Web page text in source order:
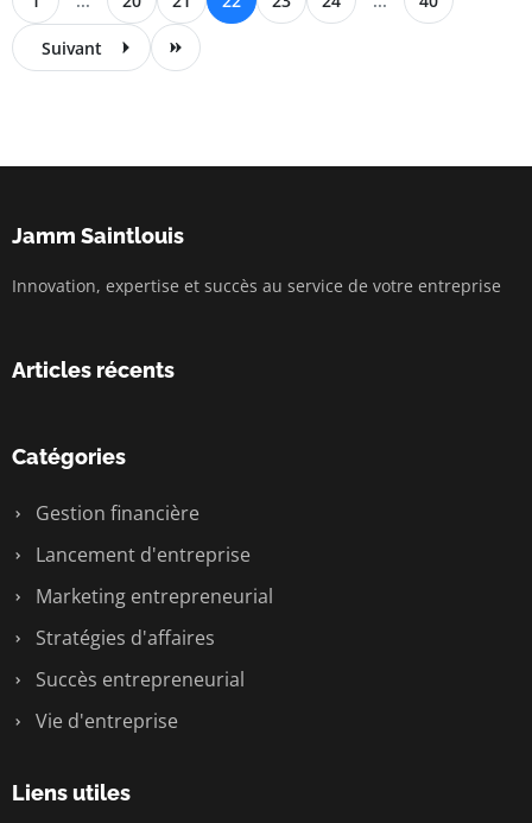
Suivant
Jamm Saintlouis
Innovation, expertise et succès au service de votre entreprise
Articles récents
Catégories
Gestion financière
Lancement d'entreprise
Marketing entrepreneurial
Stratégies d'affaires
Succès entrepreneurial
Vie d'entreprise
Liens utiles